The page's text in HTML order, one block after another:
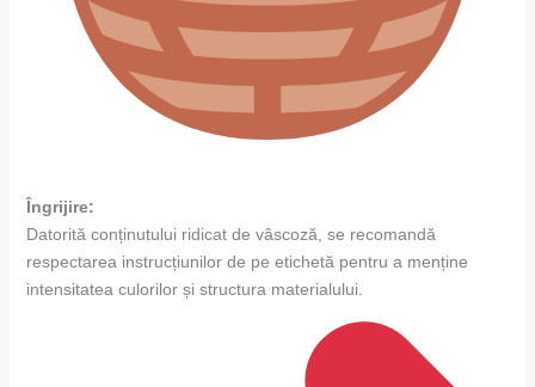
Îngrijire:
Datorită conținutului ridicat de vâscoză, se recomandă
respectarea instrucțiunilor de pe etichetă pentru a menține
intensitatea culorilor și structura materialului.